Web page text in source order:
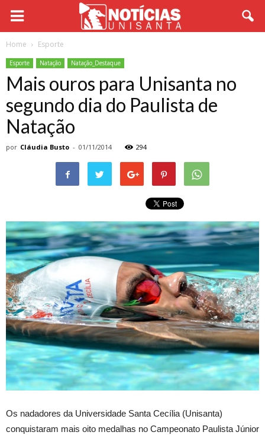
Home Esporte
Esporte Natação Natação_Destaque
Mais ouros para Unisanta no
segundo dia do Paulista de
Natação
por Cláudia Busto - 01/11/2014 294
Os nadadores da Universidade Santa Cecília (Unisanta)
conquistaram mais oito medalhas no Campeonato Paulista Júnior